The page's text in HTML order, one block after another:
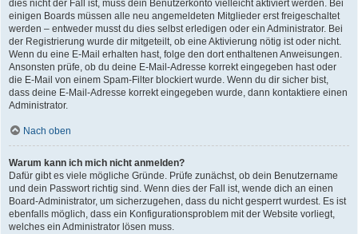
dies nicht der Fall ist, muss dein Benutzerkonto vielleicht aktiviert werden. Bei
einigen Boards müssen alle neu angemeldeten Mitglieder erst freigeschaltet
werden – entweder musst du dies selbst erledigen oder ein Administrator. Bei
der Registrierung wurde dir mitgeteilt, ob eine Aktivierung nötig ist oder nicht.
Wenn du eine E-Mail erhalten hast, folge den dort enthaltenen Anweisungen.
Ansonsten prüfe, ob du deine E-Mail-Adresse korrekt eingegeben hast oder
die E-Mail von einem Spam-Filter blockiert wurde. Wenn du dir sicher bist,
dass deine E-Mail-Adresse korrekt eingegeben wurde, dann kontaktiere einen
Administrator.
Nach oben
Warum kann ich mich nicht anmelden?
Dafür gibt es viele mögliche Gründe. Prüfe zunächst, ob dein Benutzername
und dein Passwort richtig sind. Wenn dies der Fall ist, wende dich an einen
Board-Administrator, um sicherzugehen, dass du nicht gesperrt wurdest. Es ist
ebenfalls möglich, dass ein Konfigurationsproblem mit der Website vorliegt,
welches ein Administrator lösen muss.